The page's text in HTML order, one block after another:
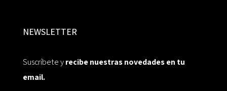
NEWSLETTER
Suscríbete yrecibe nuestras novedades en tu
email.